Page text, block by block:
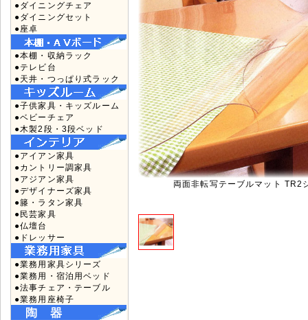
●ダイニングチェア
●ダイニングセット
●座卓
●本棚・収納ラック
●テレビ台
●天井・つっぱり式ラック
●子供家具・キッズルーム
●ベビーチェア
●木製2段・3段ベッド
●アイアン家具
●カントリー調家具
●アジアン家具
●デザイナーズ家具
●籐・ラタン家具
●民芸家具
●仏壇台
●ドレッサー
●業務用家具シリーズ
●業務用・宿泊用ベッド
●法事チェア・テーブル
●業務用座椅子
両面非転写テーブルマット TR2